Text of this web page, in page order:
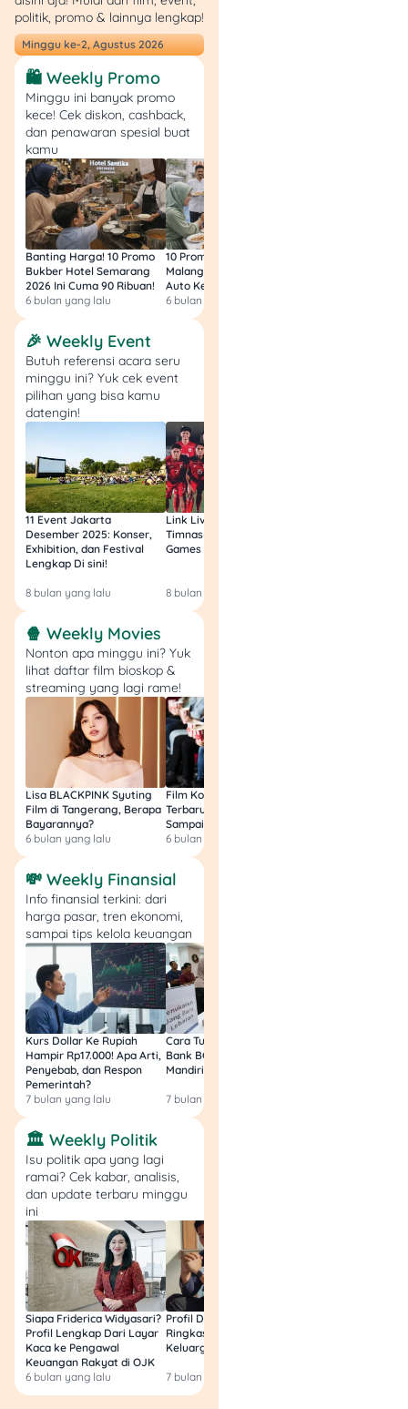
diakses via aplikasi mobile
atau kantor cabang, cocok
buat investasi jangka
panjang.
Rekomendasi: Pegadaian
BSI,CIMB Niaga Bank
Mega Syariah.
3. Deposito Emas
Fitur: Mirip deposito uang,
tapi dalam bentuk emas
dengan tenor tertentu dan
bisa dapat imbal hasil.
Keunggulan: Emas tetap
aman dan bisa jadi
investasi jangka panjang
dengan potensi
keuntungan.
Rekomendasi: BSI,
Maybank Syariah
Denganbank emas, kamu
bisa simpan emas dengan
lebih aman dan praktis,
sekaligus dapetin cuan
lewat investasi yang lebih
buat mulai simpan emas di
bullion bank
Bank Emas, Solusi
Investasi dan
Kemandirian Ekonomi
Bank emas atau bullion
bank nggak cuma bikin
investasi emas lebih mudah
dan aman, tapi juga
mendukung ekonomi
nasional dengan membuka
1,8 juta lapangan kerja
baru. Lewat layanan dari
Pegadaian dan BSI, kamu
bisa mulai simpan, beli, jual,
hingga pinjam uang
dengan jaminan emas
secara praktis.
Mau tahu lebih banyak soal
produk finansial lainnya?
KunjungiTuwagasekarang
juga! Dapatkan informasi
lengkap tentangkartu
kredit,tabungan,KTA,
deposito, hinggamultiguna,
plus artikel-artikel menarik
untuk memperkaya
insight
finansial. Jangan sampai
politik, promo & lainnya lengkap!
Minggu ke-2, Agustus 2026
🛍️ Weekly Promo
Minggu ini banyak promo
kece! Cek diskon, cashback,
dan penawaran spesial buat
kamu
Banting Harga! 10 Promo
Bukber Hotel Semarang
2026 Ini Cuma 90 Ribuan!
6 bulan yang lalu
10 Promo Bukber Hotel
Malang 2026: Start 75rb,
Auto Kenyang!
6 bulan yang lalu
🎉 Weekly Event
Butuh referensi acara seru
minggu ini? Yuk cek event
pilihan yang bisa kamu
datengin!
11 Event Jakarta
Desember 2025: Konser,
Exhibition, dan Festival
Lengkap Di sini!
8 bulan yang lalu
Link Live Streaming
Timnas vs Filipina SEA
Games Malam Ini, Gratis!
8 bulan yang lalu
🍿 Weekly Movies
Nonton apa minggu ini? Yuk
lihat daftar film bioskop &
streaming yang lagi rame!
Lisa BLACKPINK Syuting
Film di Tangerang, Berapa
Bayarannya?
6 bulan yang lalu
Film Komedi Indonesia
Terbaru 2026, Siap Ngakak
Sampai Sakit Perut!
6 bulan yang lalu
💸 Weekly Finansial
Info finansial terkini: dari
harga pasar, tren ekonomi,
sampai tips kelola keuangan
Kurs Dollar Ke Rupiah
Hampir Rp17.000! Apa Arti,
Penyebab, dan Respon
Pemerintah?
7 bulan yang lalu
Cara Tukar Uang Baru di
Bank BCA (Umum, BNI,
Mandiri, BRI, dan BSI) 2026!
7 bulan yang lalu
🏛️ Weekly Politik
Isu politik apa yang lagi
ramai? Cek kabar, analisis,
dan update terbaru minggu
ini
Siapa Friderica Widyasari?
Profil Lengkap Dari Layar
Kaca ke Pengawal
Keuangan Rakyat di OJK
6 bulan yang lalu
Profil Darma Mangkuluhur:
Ringkas Latar Belakang
Keluarga dan Bisnisnya
7 bulan yang lalu